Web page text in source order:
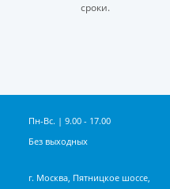
сроки.
Пн-Вс. | 9.00 - 17.00
Без выходных
г. Москва, Пятницкое шоссе,